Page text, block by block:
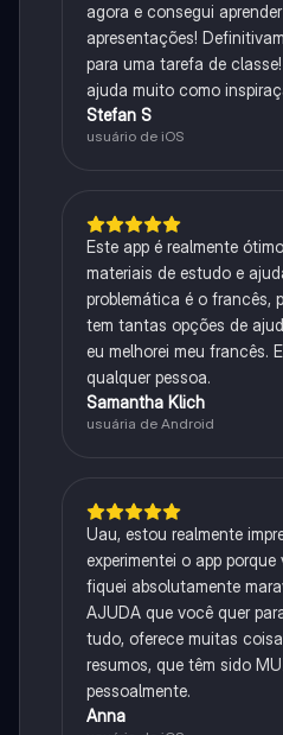
agora e consegui
apresentações!
para uma tarefa de
ajuda muito como
Stefan S
usuário de iOS
Este app é realmente
materiais de estudo e
problemática é o francês,
tem tantas opções de
eu melhorei meu francês.
qualquer pessoa.
Samantha Klich
usuária de Android
Uau, estou realmente
experimentei o app
fiquei absolutamente
AJUDA que você quer
tudo, oferece muitas
resumos, que têm sido
pessoalmente.
Anna